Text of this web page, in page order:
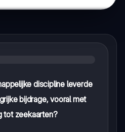
discipline leverde
bijdrage, vooral met
tot zeekaarten?